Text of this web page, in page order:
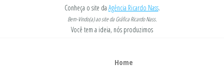
Conheça o site da Agência Ricardo Nass.
Bem-Vindo(a) ao site da Gráfica Ricardo Nass.
Você tem a ideia, nós produzimos
Home